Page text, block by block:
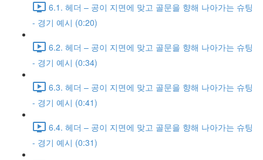
6.1. 헤더 – 공이 지면에 맞고 골문을 향해 나아가는 슈팅
- 경기 예시 (0:20)
6.2. 헤더 – 공이 지면에 맞고 골문을 향해 나아가는 슈팅
- 경기 예시 (0:34)
6.3. 헤더 – 공이 지면에 맞고 골문을 향해 나아가는 슈팅
- 경기 예시 (0:41)
6.4. 헤더 – 공이 지면에 맞고 골문을 향해 나아가는 슈팅
- 경기 예시 (0:31)